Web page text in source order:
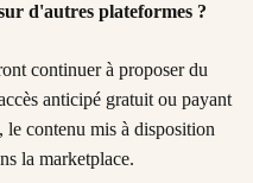
d'autres plateformes ?
continuer à proposer du
anticipé gratuit ou payant
le contenu mis à disposition
la marketplace.